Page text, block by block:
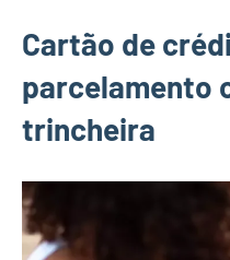
Cartão de
parcelamento
trincheira